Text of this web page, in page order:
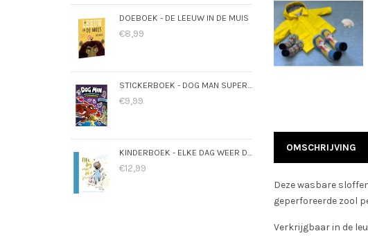
DOEBOEK - DE LEEUW IN DE MUIS
€8,99
STICKERBOEK - DOG MAN SUPERMAATJES
€9,99
KINDERBOEK - ELKE DAG WEER DOL OP JOU
€12,99
OMSCHRIJVING
Deze wasbare
geperforeerde zool
Verkrijgbaar in de